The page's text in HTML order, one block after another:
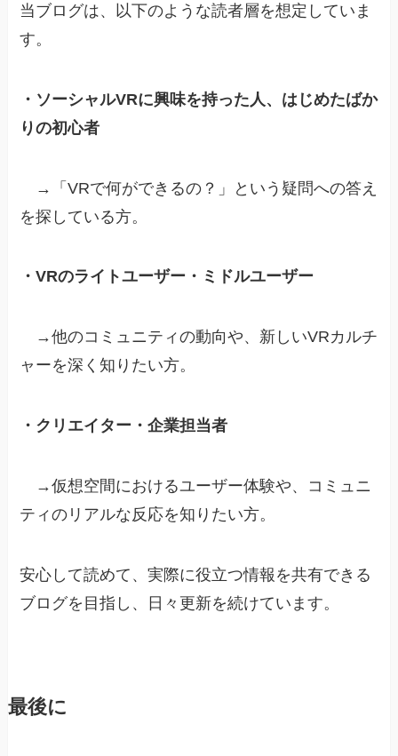
当ブログは、以下のような読者層を想定していま
す。
・ソーシャルVRに興味を持った人、はじめたばか
りの初心者
→「VRで何ができるの？」という疑問への答え
を探している方。
・VRのライトユーザー・ミドルユーザー
→他のコミュニティの動向や、新しいVRカルチ
ャーを深く知りたい方。
・クリエイター・企業担当者
→仮想空間におけるユーザー体験や、コミュニ
ティのリアルな反応を知りたい方。
安心して読めて、実際に役立つ情報を共有できる
ブログを目指し、日々更新を続けています。
最後に